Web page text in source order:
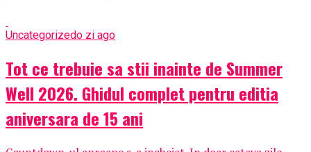
Uncategorizedo zi ago
Tot ce trebuie sa stii inainte de Summer
Well 2026. Ghidul complet pentru editia
aniversara de 15 ani